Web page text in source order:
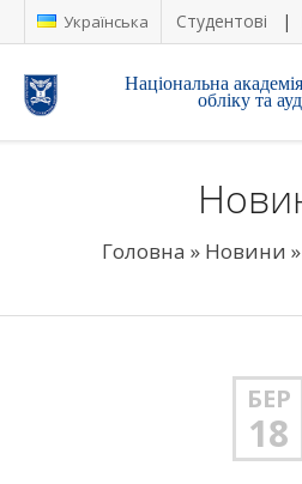
Українська Студентові
Національна
обліку та
Головна » Новини »
БЕР
18